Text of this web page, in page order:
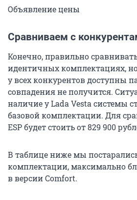
Объявление цены
Сравниваем с
Конечно, правильно
идентичных комплектациях,
у всех конкурентов доступны
совпадения не получится.
наличие у Lada Vesta системы
базовой комплектации. Для
ESP будет стоить от 829 900
В таблице ниже мы
комплектации, максимально
в версии Comfort.